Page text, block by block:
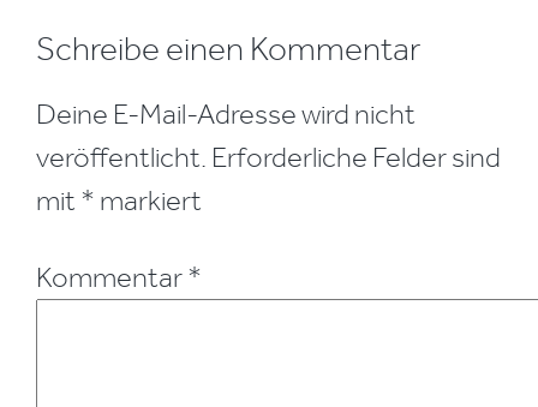
Leser-
Schreibe einen Kommentar
Deine E-Mail-Adresse wird nicht
veröffentlicht. Erforderliche Felder sind
mit * markiert
Kommentar *